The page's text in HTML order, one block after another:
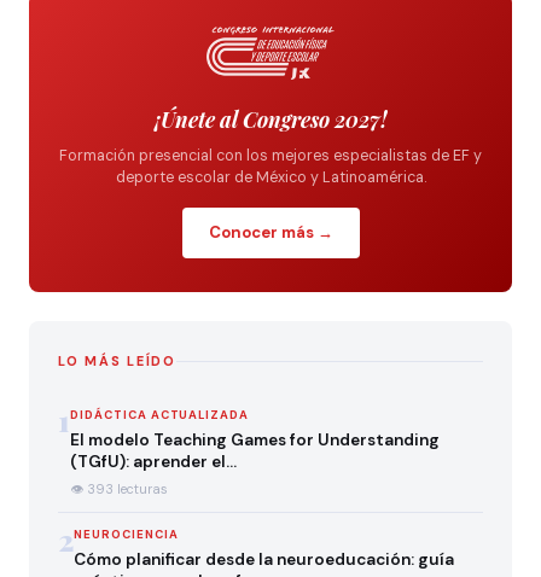
¡Únete al Congreso 2027!
Formación presencial con los mejores especialistas de EF y
deporte escolar de México y Latinoamérica.
Conocer más →
LO MÁS LEÍDO
1 DIDÁCTICA ACTUALIZADA
El modelo Teaching Games for Understanding
(TGfU): aprender el…
👁 393 lecturas
2NEUROCIENCIA
Cómo planificar desde la neuroeducación: guía